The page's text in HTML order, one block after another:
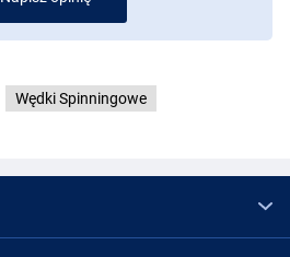
Wędki Spinningowe